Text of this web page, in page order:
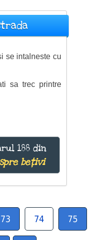
se intalneste cu
sa trec printre
188 din
bețivi
73 74 75